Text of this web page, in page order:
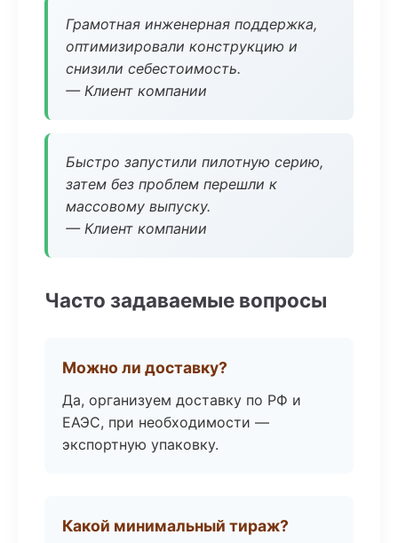
Грамотная инженерная поддержка,
оптимизировали конструкцию и
снизили себестоимость.
— Клиент компании
Быстро запустили пилотную серию,
затем без проблем перешли к
массовому выпуску.
— Клиент компании
Часто задаваемые вопросы
Можно ли доставку?
Да, организуем доставку по РФ и
ЕАЭС, при необходимости —
экспортную упаковку.
Какой минимальный тираж?